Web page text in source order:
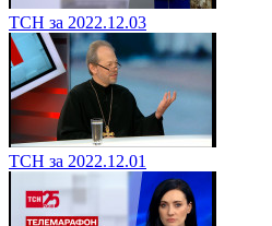
ТСН за 2022.12.03
ТСН за 2022.12.01